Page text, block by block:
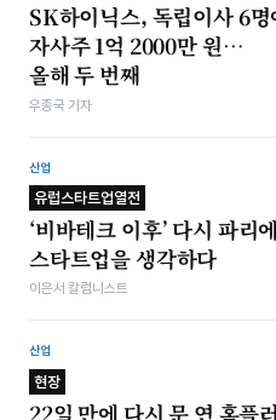
SK하이닉스, 독립이사 6명
자사주 1억 2000만 원…
올해 두 번째
우종국 기자
산업
유럽스타트업열전
‘비바테크 이후’ 다시 파리
스타트업을 생각하다
이은서 칼럼니스트
산업
현장
22일 만에 다시 문 연 홈플